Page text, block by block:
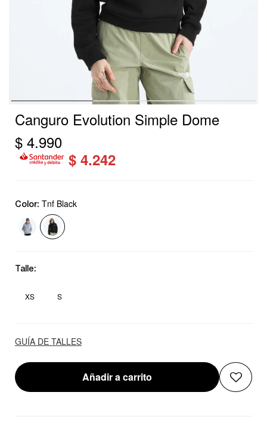
Canguro Evolution Simple Dome
$ 4.990
$ 4.242
Color: Tnf Black
Talle:
XS S
GUÍA DE TALLES
Añadir a carrito